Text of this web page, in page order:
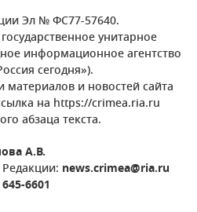
Эл № ФС77-57640.
унитарное
информационное агентство
сегодня»).
и новостей сайта
на https://crimea.ria.ru
абзаца текста.
А.В.
news.crimea@ria.ru
6601